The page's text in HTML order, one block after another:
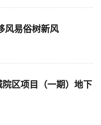
风易俗树新风
区项目（一期）地下